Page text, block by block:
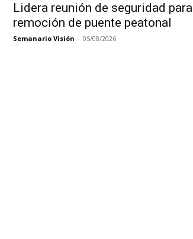
Lidera reunión de seguridad para
remoción de puente peatonal
Semanario Visión - 05/08/2026